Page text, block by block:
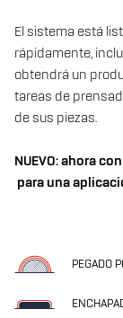
El sistema está
rápidamente,
obtendrá un
tareas de
de sus piezas.
NUEVO: ahora
para una
PEGADO